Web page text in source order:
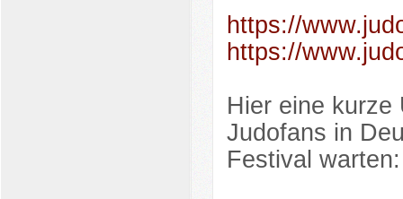
https://
https://
Hier eine kurze
Judofans in
Festival warten: